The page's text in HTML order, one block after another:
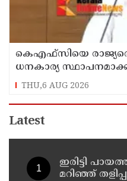
കെഎഫ്‌സിയെ
ധനകാര്യ
സതീശൻ
THU,6 AUG 2026
Latest
ഇരിട്ടി
മറിഞ്ഞ്